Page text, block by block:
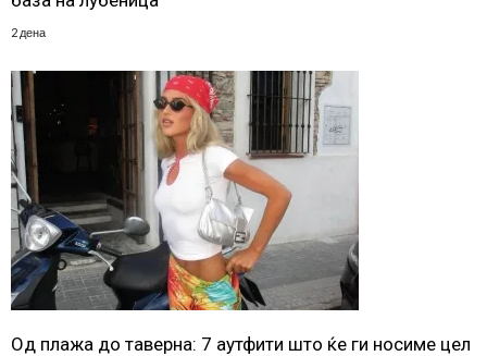
2 дена
Од плажа до таверна: 7 аутфити што ќе ги носиме цел